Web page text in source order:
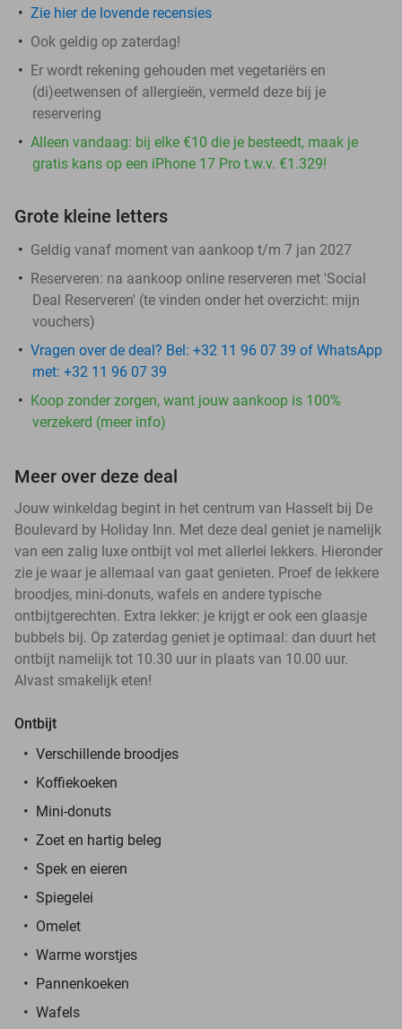
Zie hier de lovende recensies
Ook geldig op zaterdag!
Er wordt rekening gehouden met vegetariërs en
(di)eetwensen of allergieën, vermeld deze bij je
reservering
Alleen vandaag: bij elke €10 die je besteedt, maak je
gratis kans op een iPhone 17 Pro t.w.v. €1.329!
Grote kleine letters
Geldig vanaf moment van aankoop t/m 7 jan 2027
Reserveren: na aankoop online reserveren met 'Social
Deal Reserveren' (te vinden onder het overzicht: mijn
vouchers)
Vragen over de deal? Bel: +32 11 96 07 39 of WhatsApp
met: +32 11 96 07 39
Koop zonder zorgen, want jouw aankoop is 100%
verzekerd (meer info)
Meer over deze deal
Jouw winkeldag begint in het centrum van Hasselt bij De
Boulevard by Holiday Inn. Met deze deal geniet je namelijk
van een zalig luxe ontbijt vol met allerlei lekkers. Hieronder
zie je waar je allemaal van gaat genieten. Proef de lekkere
broodjes, mini-donuts, wafels en andere typische
ontbijtgerechten. Extra lekker: je krijgt er ook een glaasje
bubbels bij. Op zaterdag geniet je optimaal: dan duurt het
ontbijt namelijk tot 10.30 uur in plaats van 10.00 uur.
Alvast smakelijk eten!
Ontbijt
Verschillende broodjes
Koffiekoeken
Mini-donuts
Zoet en hartig beleg
Spek en eieren
Spiegelei
Omelet
Warme worstjes
Pannenkoeken
Wafels